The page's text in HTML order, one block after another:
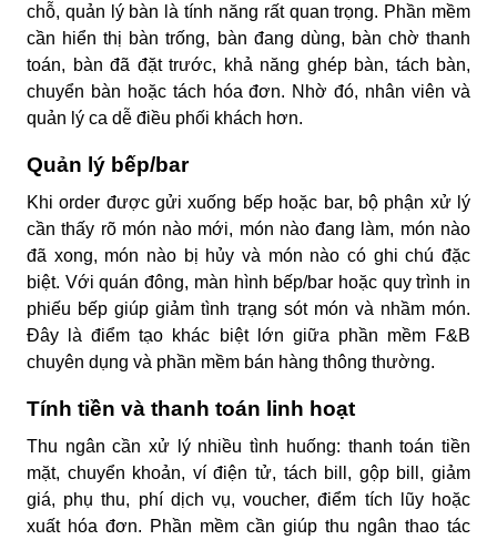
chỗ, quản lý bàn là tính năng rất quan trọng. Phần mềm
cần hiển thị bàn trống, bàn đang dùng, bàn chờ thanh
toán, bàn đã đặt trước, khả năng ghép bàn, tách bàn,
chuyển bàn hoặc tách hóa đơn. Nhờ đó, nhân viên và
quản lý ca dễ điều phối khách hơn.
Quản lý bếp/bar
Khi order được gửi xuống bếp hoặc bar, bộ phận xử lý
cần thấy rõ món nào mới, món nào đang làm, món nào
đã xong, món nào bị hủy và món nào có ghi chú đặc
biệt. Với quán đông, màn hình bếp/bar hoặc quy trình in
phiếu bếp giúp giảm tình trạng sót món và nhầm món.
Đây là điểm tạo khác biệt lớn giữa phần mềm F&B
chuyên dụng và phần mềm bán hàng thông thường.
Tính tiền và thanh toán linh hoạt
Thu ngân cần xử lý nhiều tình huống: thanh toán tiền
mặt, chuyển khoản, ví điện tử, tách bill, gộp bill, giảm
giá, phụ thu, phí dịch vụ, voucher, điểm tích lũy hoặc
xuất hóa đơn. Phần mềm cần giúp thu ngân thao tác